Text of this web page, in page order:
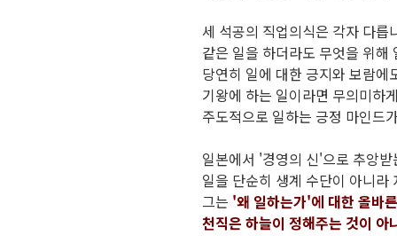
세 석공의 직업의식은 각자 다릅
같은 일을 하더라도 무엇을 위
당연히 일에 대한 긍지와 보람에
기왕에 하는 일이라면 무의미하
주도적으로 일하는 긍정 마인드
일본에서 '경영의 신'으로 추앙
일을 단순히 생계 수단이 아니
그는 '왜 일하는가'에 대한 올바
천직은 하늘이 정해주는 것이